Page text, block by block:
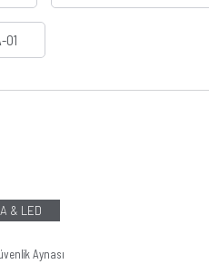
01
& LED
Aynası